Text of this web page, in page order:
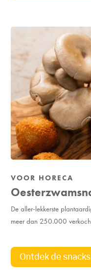
VOOR HORECA
De aller-lekkerste
meer dan 250.000
Ontdek de snacks